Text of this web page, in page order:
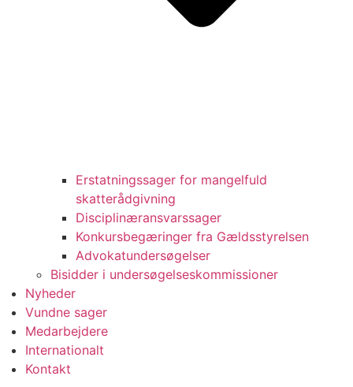
Erstatningssager for mangelfuld
skatterådgivning
Disciplinæransvarssager
Konkursbegæringer fra Gældsstyrelsen
Advokatundersøgelser
Bisidder i undersøgelseskommissioner
Nyheder
Vundne sager
Medarbejdere
Internationalt
Kontakt